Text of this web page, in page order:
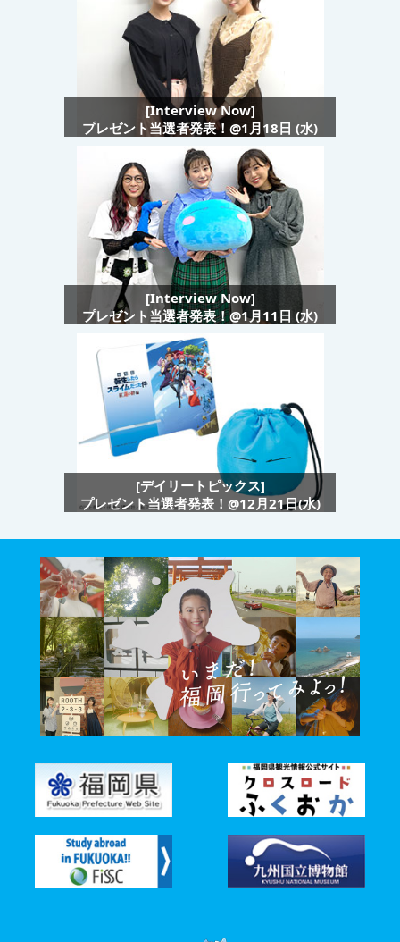
[Interview Now]
プレゼント当選者発表！@1月18日 (水)
[Interview Now]
プレゼント当選者発表！@1月11日 (水)
[デイリートピックス]
プレゼント当選者発表！@12月21日(水)